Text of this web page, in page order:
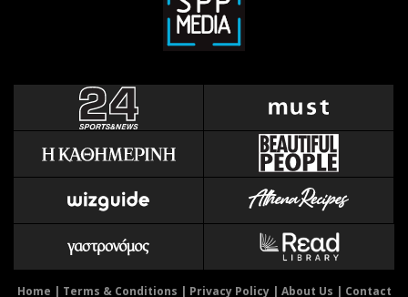
Home | Terms & Conditions | Privacy Policy| About Us | Contact